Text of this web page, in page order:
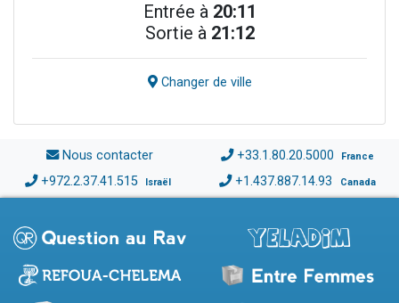
Entrée à 20:11
Sortie à 21:12
Changer de ville
Nous contacter +33.1.80.20.5000 France
+972.2.37.41.515 Israël +1.437.887.14.93 Canada